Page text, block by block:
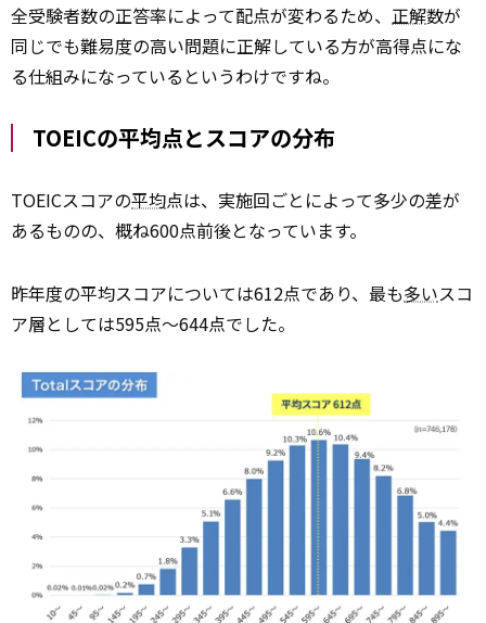
全受験者数の正答率によって配点が変わるため、 正解数が
同じでも難易度の高い問題に正解している方が高得点にな
る仕組みになっているというわけですね。
TOEICの平均点とスコアの分布
TOEICスコアの平均点は、実施回ごとによって多少の差が
あるものの、概ね600点前後となっています。
昨年度の平均スコアについては612点であり、最も多いスコ
ア層としては595点〜644点でした。